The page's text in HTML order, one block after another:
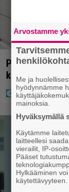
Poliisilla
kauan kestää
Arvostamme
Me ja
hyödynnämme
mainoksia.
Hyväksymällä
Käytämme
laitteellesi
vierailit, IP-
Pääset
Hylkääminen
käytettävyyteen.